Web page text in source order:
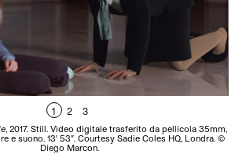
1 2 3
, 2017. Still. Video digitale trasferito da pellicola 35mm,
e suono. 13′ 53″. Courtesy Sadie Coles HQ, Londra. ©
Diego Marcon.